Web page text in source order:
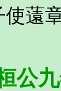
薳
公九